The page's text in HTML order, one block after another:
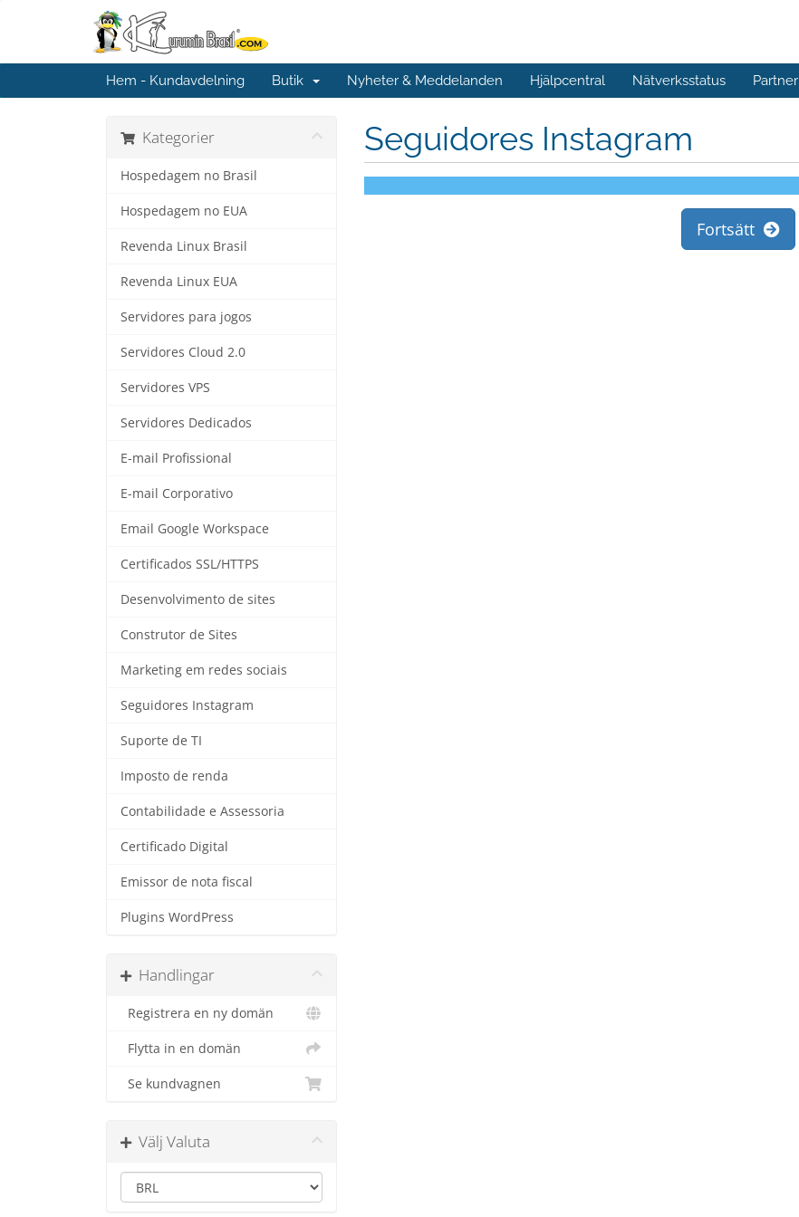
Hem - Kundavdelning Butik Nyheter & Meddelanden Hjälpcentral Nätverksstatus Partner
Seguidores Instagram
Kategorier
Hospedagem no Brasil
Hospedagem no EUA
Revenda Linux Brasil
Revenda Linux EUA
Servidores para jogos
Servidores Cloud 2.0
Servidores VPS
Servidores Dedicados
E-mail Profissional
E-mail Corporativo
Email Google Workspace
Certificados SSL/HTTPS
Desenvolvimento de sites
Construtor de Sites
Marketing em redes sociais
Seguidores Instagram
Suporte de TI
Imposto de renda
Contabilidade e Assessoria
Certificado Digital
Emissor de nota fiscal
Plugins WordPress
Handlingar
Registrera en ny domän
Flytta in en domän
Se kundvagnen
Välj Valuta
Fortsätt